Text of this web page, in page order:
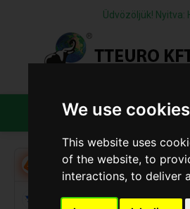
We use cookies
This website uses
of the website,to
interactions,to deliver
Üdvözöljük!
TERMÉKEK
Akció
Alkalmi Kellékek